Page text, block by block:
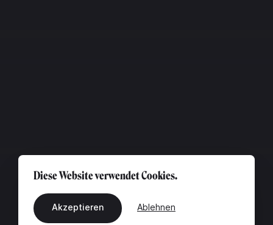
Diese Website verwendet Cookies.
Akzeptieren Ablehnen